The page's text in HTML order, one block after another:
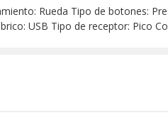
Rueda Tipo de botones:
USB Tipo de receptor: Pico